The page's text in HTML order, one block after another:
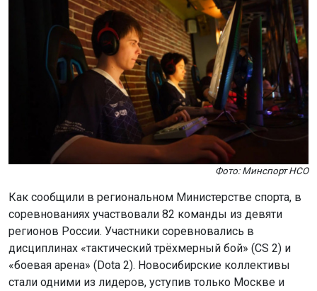
Фото: Минспорт НСО
Как сообщили в региональном Министерстве спорта, в
соревнованиях участвовали 82 команды из девяти
регионов России. Участники соревновались в
дисциплинах «тактический трёхмерный бой» (CS 2) и
«боевая арена» (Dota 2). Новосибирские коллективы
стали одними из лидеров, уступив только Москве и